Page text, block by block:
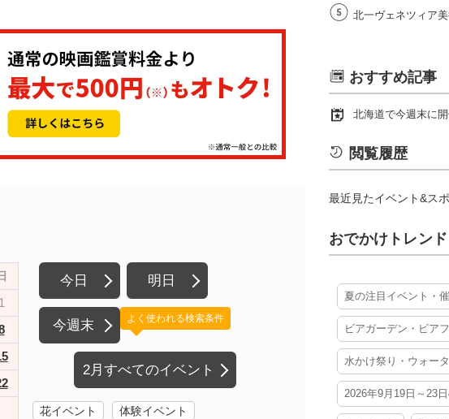
今日 明日
今週末
2月すべてのイベント
よく使われる検索条件
花イベント
体験イベント
北一ヴェネツィア
おすすめ記事
北海道で今週末に
閲覧履歴
最近見たイベント&ス
おでかけトレンド
夏の注目イベント・
ビアガーデン・ビア
水かけ祭り・ウォー
2026年9月19日～23